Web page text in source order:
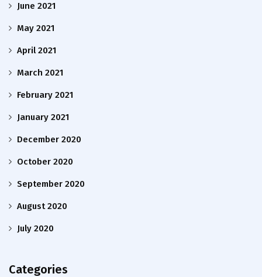
June 2021
May 2021
April 2021
March 2021
February 2021
January 2021
December 2020
October 2020
September 2020
August 2020
July 2020
Categories